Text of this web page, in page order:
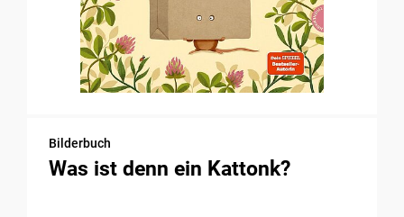
Bilderbuch
Was ist denn ein Kattonk?